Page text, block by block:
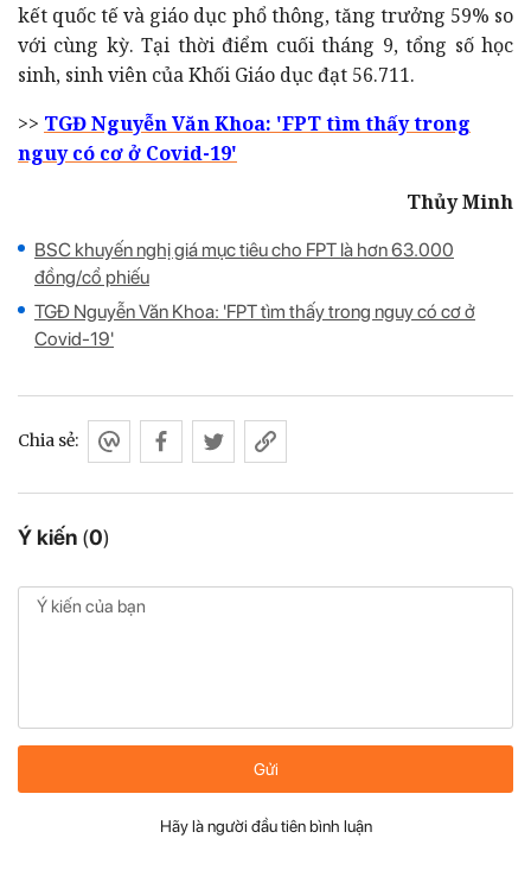
kết quốc tế và giáo dục phổ thông, tăng trưởng 59% so
với cùng kỳ. Tại thời điểm cuối tháng 9, tổng số học
sinh, sinh viên của Khối Giáo dục đạt 56.711.
>> TGĐ Nguyễn Văn Khoa: 'FPT tìm thấy trong
nguy có cơ ở Covid-19'
Thủy Minh
BSC khuyến nghị giá mục tiêu cho FPT là hơn 63.000
đồng/cổ phiếu
TGĐ Nguyễn Văn Khoa: 'FPT tìm thấy trong nguy có cơ ở
Covid-19'
Ý kiến (0)
Chia sẻ:
Gửi
Hãy là người đầu tiên bình luận